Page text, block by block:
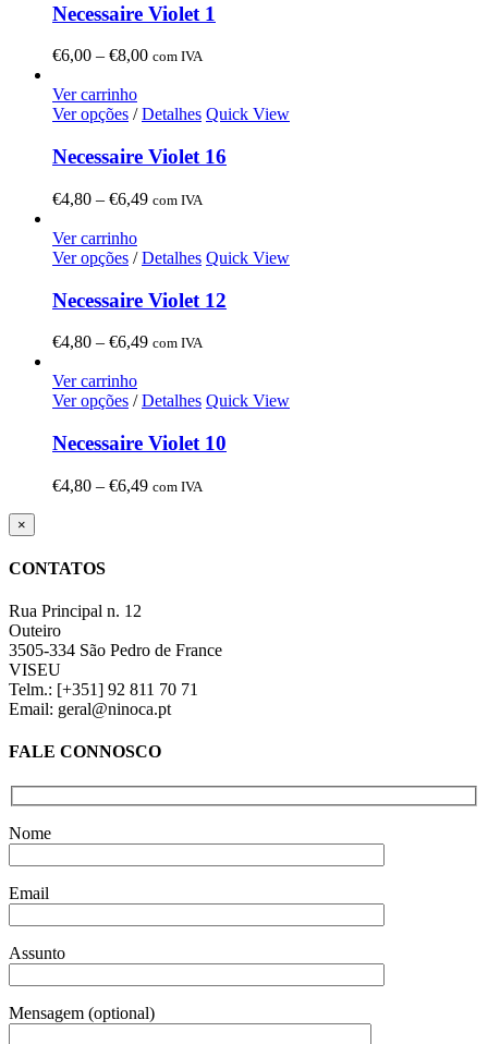
Necessaire Violet 1
€6,00 – €8,00Price
through
com IVA
Ver carrinho
Ver opções / Detalhes Quick View
Necessaire Violet 16
€4,80 – €6,49Price
through
com IVA
Ver carrinho
Ver opções / Detalhes Quick View
Necessaire Violet 12
€4,80 – €6,49Price
through
com IVA
Ver carrinho
Ver opções / Detalhes Quick View
Necessaire Violet 10
€4,80 – €6,49Price
com IVA
Close
product
view
×
CONTATOS
Rua Principal n. 12
Outeiro
3505-334 São Pedro de France
VISEU
Telm.: [+351] 92 811 70 71
Email: geral@ninoca.pt
FALE CONNOSCO
Nome
Email
Assunto
Mensagem (optional)